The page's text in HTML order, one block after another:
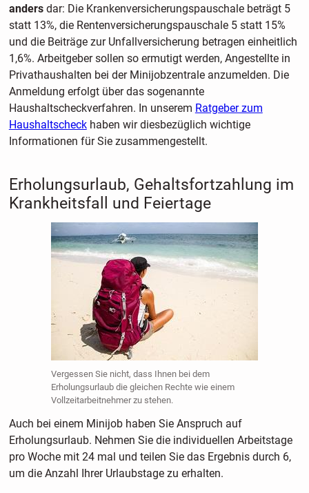
anders dar: Die Krankenversicherungspauschale beträgt 5
statt 13%, die Rentenversicherungspauschale 5 statt 15%
und die Beiträge zur Unfallversicherung betragen einheitlich
1,6%. Arbeitgeber sollen so ermutigt werden, Angestellte in
Privathaushalten bei der Minijobzentrale anzumelden. Die
Anmeldung erfolgt über das sogenannte
Haushaltscheckverfahren. In unserem Ratgeber zum
Haushaltscheckhaben wir diesbezüglich wichtige
Informationen für Sie zusammengestellt.
Erholungsurlaub, Gehaltsfortzahlung im
Krankheitsfall und Feiertage
Vergessen Sie nicht, dass Ihnen bei dem
Erholungsurlaub die gleichen Rechte wie einem
Vollzeitarbeitnehmer zu stehen.
Auch bei einem Minijob haben Sie Anspruch auf
Erholungsurlaub. Nehmen Sie die individuellen Arbeitstage
pro Woche mit 24 mal und teilen Sie das Ergebnis durch 6,
um die Anzahl Ihrer Urlaubstage zu erhalten.